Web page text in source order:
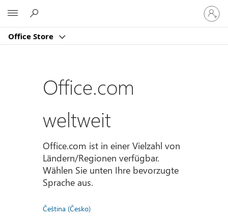
Office Store
Bei
Ihrem
Konto
Office.com
weltweit
Office.com ist in einer Vielzahl von
Ländern/Regionen verfügbar.
Wählen Sie unten Ihre bevorzugte
Sprache aus.
Čeština (Česko)